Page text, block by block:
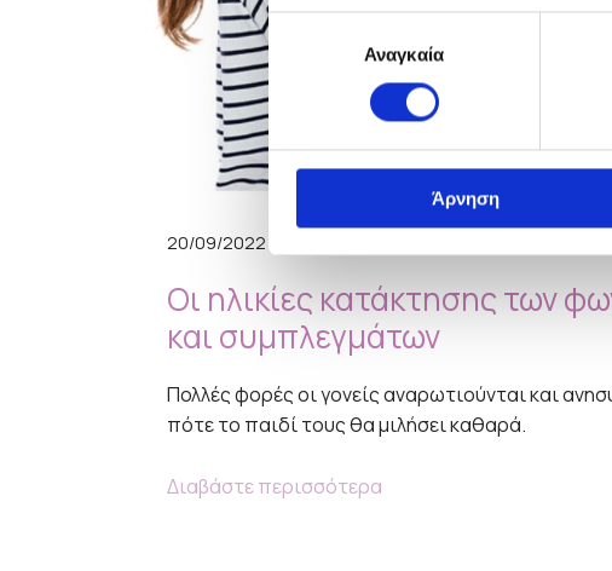
Επιλογή
συγκατάθεσηςΑναγκαία
Άρνηση
20/09/2022
Οι ηλικίες κατάκτησης των
και συμπλεγμάτων
Πολλές φορές οι γονείς αναρωτιούνται και
πότε το παιδί τους θα μιλήσει καθαρά.
Διαβάστε περισσότερα